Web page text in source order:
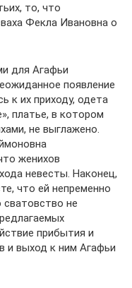
то, что
Фекла Ивановна о
для Агафьи
появление
к их приходу, одета
платье, в котором
не выглажено.
женихов
невесты. Наконец,
что ей непременно
не
прибытия и
и выход к ним Агафьи